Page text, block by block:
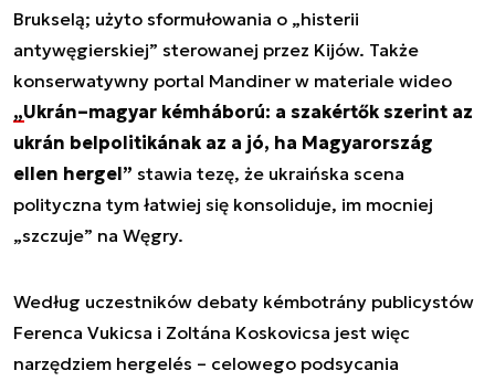
Brukselą; użyto sformułowania o „histerii
antywęgierskiej” sterowanej przez Kijów. Także
konserwatywny portal Mandiner w materiale wideo
„Ukrán–magyar kémháború: a szakértők szerint az
ukrán belpolitikának az a jó, ha Magyarország
ellen hergel” stawia tezę, że ukraińska scena
polityczna tym łatwiej się konsoliduje, im mocniej
„szczuje” na Węgry.
Według uczestników debaty kémbotrány publicystów
Ferenca Vukicsa i Zoltána Koskovicsa jest więc
narzędziem hergelés – celowego podsycania